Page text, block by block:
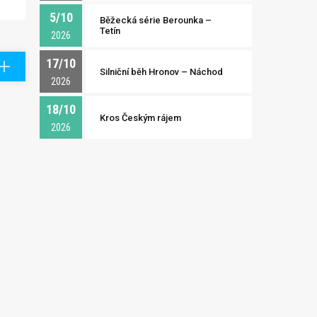
5/10
2026
Běžecká série Berounka –
Tetín
17/10
2026
Silniční běh Hronov – Náchod
18/10
2026
Kros Českým rájem